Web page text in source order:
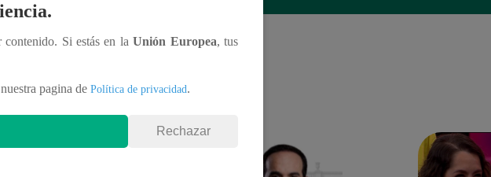
contenido. Si estás en laUnión Europea, tus
pagina de Política de privacidad.
Rechazar